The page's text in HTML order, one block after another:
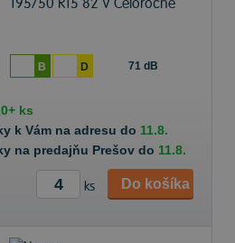
195/50 R15 82 V Celoročné
B D 71 dB
ks
k Vám na adresu do 11.8.
na predajňu Prešov do 11.8.
ks Do košíka